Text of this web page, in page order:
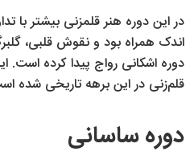
در این دوره هنر قلمزنی بیشتر با
اندک همراه بود و نقوش قلبی،
دوره اشکانی رواج پیدا کرده است.
قلم‌زنی در این برهه تاریخی شده
دوره ساسانی